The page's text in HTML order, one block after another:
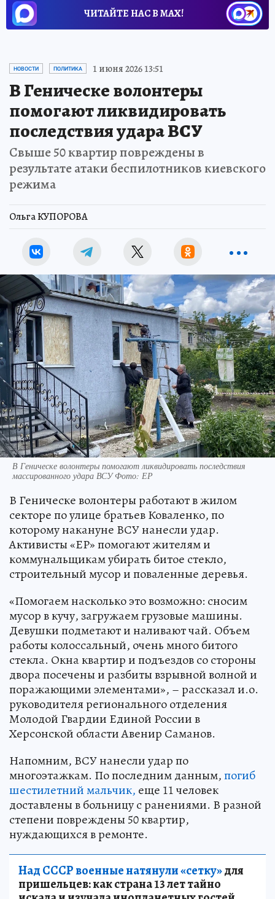
ЧИТАЙТЕ НАС В МАХ!
НОВОСТИ ПОЛИТИКА 1 июня 2026 13:51
В Геническе волонтеры
помогают ликвидировать
последствия удара ВСУ
Свыше 50 квартир повреждены в
результате атаки беспилотников киевского
режима
Ольга КУПОРОВА
В Геническе волонтеры помогают ликвидировать последствия
массированного удара ВСУ Фото: ЕР
В Геническе волонтеры работают в жилом
секторе по улице братьев Коваленко, по
которому накануне ВСУ нанесли удар.
Активисты «ЕР» помогают жителям и
коммунальщикам убирать битое стекло,
строительный мусор и поваленные деревья.
«Помогаем насколько это возможно: сносим
мусор в кучу, загружаем грузовые машины.
Девушки подметают и наливают чай. Объем
работы колоссальный, очень много битого
стекла. Окна квартир и подъездов со стороны
двора посечены и разбиты взрывной волной и
поражающими элементами», – рассказал и.о.
руководителя регионального отделения
Молодой Гвардии Единой России в
Херсонской области Авенир Саманов.
Напомним, ВСУ нанесли удар по
многоэтажкам. По последним данным,погиб
шестилетний мальчик, еще 11 человек
доставлены в больницу с ранениями. В разной
степени повреждены 50 квартир,
нуждающихся в ремонте.
Над СССР военные натянули «сетку»для
пришельцев: как страна 13 лет тайно